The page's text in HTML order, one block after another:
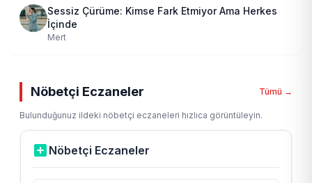
Sessiz Çürüme: Kimse Fark Etmiyor Ama Herkes
İçinde
Mert
Nöbetçi Eczaneler Tümü →
Bulunduğunuz ildeki nöbetçi eczaneleri hızlıca görüntüleyin.